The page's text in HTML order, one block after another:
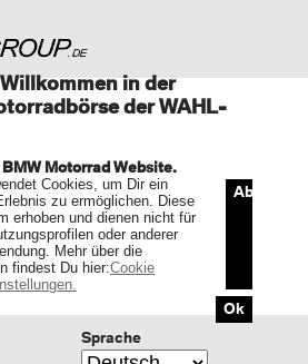
in der
der WAHL-
Motorrad Website.
Cookies, um Dir ein
zu ermöglichen. Diese
erhoben und dienen nicht für
oder anderer
Mehr über die
findest Du hier:Cookie
Ablehnen
Ok
Sprache